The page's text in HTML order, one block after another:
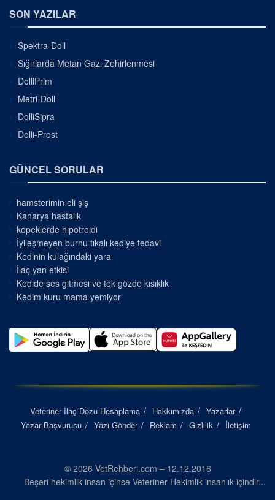
SON YAZILAR
Spektra-Doll
Sığırlarda Metan Gazı Zehirlenmesi
DolliPrim
Metri-Doll
DolliSipra
Dolli-Prost
GÜNCEL SORULAR
hamsterimin eli şiş
Kanarya hastalık
kopeklerde hipotroidi
İyileşmeyen burnu tıkalı kediye tedavi
Kedinin kulağındaki yara
İlaç yan etkisi
Kedide ses gitmesi ve tek gözde kısıklık
Kedim kuru mama yemiyor
Veteriner İlaç Dozu Hesaplama Hakkımızda
Yazarlar
Yazar Başvurusu
Yazı Gönder Reklam Gizlilik İletişim
© 2026 VetRehberi.com – 12.12.2016
Beşeri hekimlik insan içinse Veteriner Hekimlik insanlık içindir...